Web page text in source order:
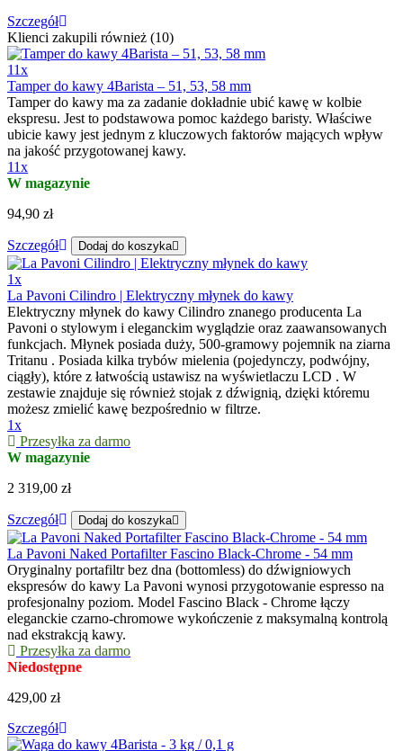
Szczegół
Klienci zakupili również (10)
11x
Tamper do kawy 4Barista – 51, 53, 58 mm
Tamper do kawy ma za zadanie dokładnie ubić kawę w kolbie
ekspresu. Jest to podstawowa pomoc każdego baristy. Właściwe
ubicie kawy jest jednym z kluczowych faktorów mających wpływ
na jakość przygotowanej kawy.
11x
W magazynie
94,90 zł
Szczegół Dodaj do koszyka
1x
La Pavoni Cilindro | Elektryczny młynek do kawy
Elektryczny młynek do kawy Cilindro znanego producenta La
Pavoni o stylowym i eleganckim wyglądzie oraz zaawansowanych
funkcjach. Młynek posiada duży, 500-gramowy pojemnik na ziarna
Tritanu . Posiada kilka trybów mielenia (pojedynczy, podwójny,
ciągły), które z łatwością ustawisz na wyświetlaczu LCD . W
zestawie znajduje się również stojak z dźwignią, dzięki któremu
możesz zmielić kawę bezpośrednio w filtrze.
1x
Przesyłka za darmo
W magazynie
2 319,00 zł
Szczegół Dodaj do koszyka
La Pavoni Naked Portafilter Fascino Black-Chrome - 54 mm
Oryginalny portafiltr bez dna (bottomless) do dźwigniowych
ekspresów do kawy La Pavoni wynosi przygotowanie espresso na
profesjonalny poziom. Model Fascino Black - Chrome łączy
eleganckie czarno-chromowe wykończenie z maksymalną kontrolą
nad ekstrakcją kawy.
Przesyłka za darmo
Niedostępne
429,00 zł
Szczegół